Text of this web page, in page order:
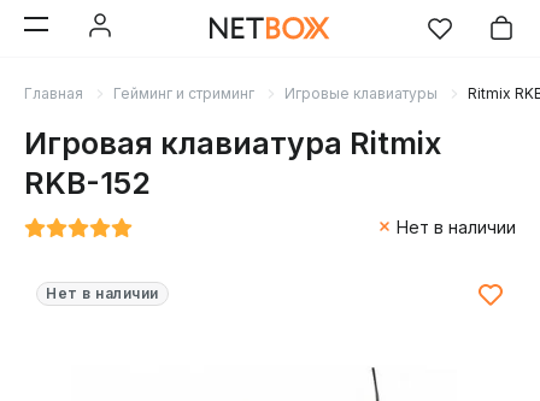
Главная Гейминг и стриминг Игровые клавиатуры Ritmix
Игровая клавиатура Ritmix
RKB-152
Нет в наличии
Нет в наличии